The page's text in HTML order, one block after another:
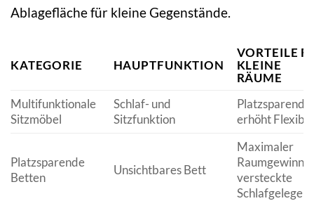
Ablagefläche für kleine Gegenstände.
KATEGORIE HAUPTFUNKTION
VORTEILE
KLEINE
RÄUME
Multifunktionale
Sitzmöbel
Schlaf- und
Sitzfunktion
Platzsparend,
erhöht
Platzsparende
Betten
Unsichtbares Bett
Maximaler
Raumgewinn,
versteckte